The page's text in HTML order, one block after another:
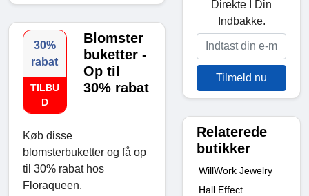
30%
rabat
TILBU
D
Blomster
buketter -
Op til
30% rabat
Køb disse
blomsterbuketter og få op
til 30% rabat hos
Floraqueen.
Direkte I Din
Indbakke.
Tilmeld nu
Relaterede
butikker
WillWork Jewelry
Hall Effect